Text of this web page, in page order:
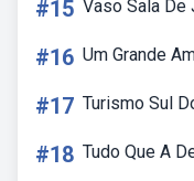
#15 Vaso Sala De
#16 Um Grande
#17 Turismo Sul
#18 Tudo Que A